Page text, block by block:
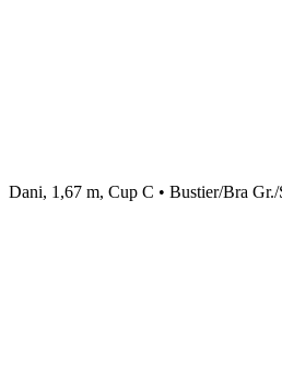
Dani, 1,67 m, Cup C • Bustier/Bra